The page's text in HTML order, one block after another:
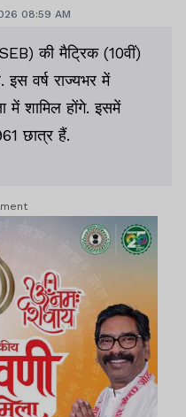
08:59 AM
की मैट्रिक (10वीं)
वर्ष राज्यभर में
में शामिल होंगे. इसमें
छात्र हैं.